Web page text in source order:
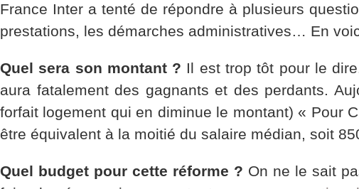
France Inter a tenté de répondre à plusieurs
prestations, les démarches administratives… En
Quel sera son montant ? Il est trop tôt pour le
aura fatalement des gagnants et des perdants.
forfait logement qui en diminue le montant) « Pour
être équivalent à la moitié du salaire médian, soit
Quel budget pour cette réforme ? On ne le sait